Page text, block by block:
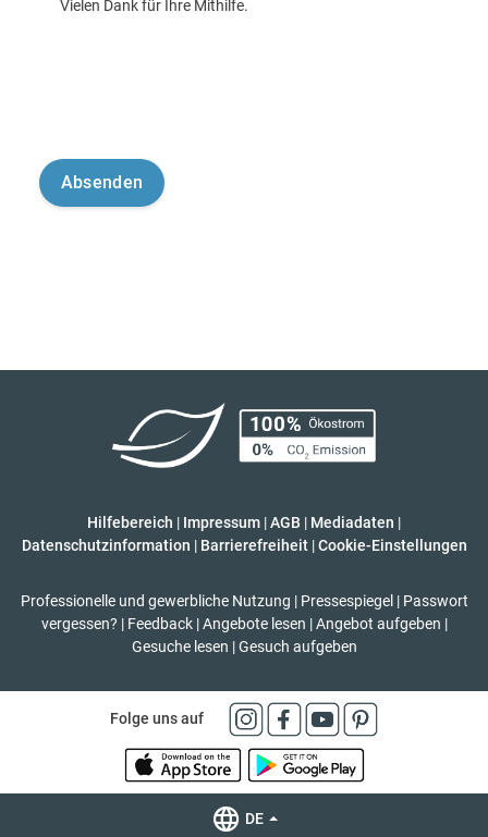
Vielen Dank für Ihre Mithilfe.
Hilfebereich | Impressum |AGB | Mediadaten |
Datenschutzinformation | Barrierefreiheit | Cookie-Einstellungen
Professionelle und gewerbliche Nutzung | Pressespiegel | Passwort
vergessen? | Feedback | Angebote lesen | Angebot aufgeben |
Gesuche lesen | Gesuch aufgeben
Folge uns auf
DE